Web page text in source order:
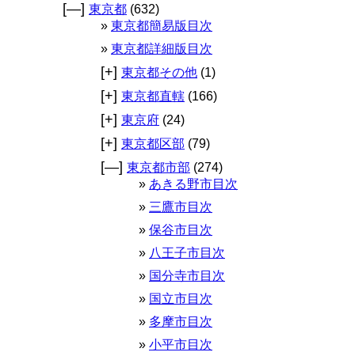
[—] 東京都 (632)
東京都簡易版目次
東京都詳細版目次
[+] 東京都その他 (1)
[+] 東京都直轄 (166)
[+] 東京府 (24)
[+] 東京都区部 (79)
[—] 東京都市部 (274)
あきる野市目次
三鷹市目次
保谷市目次
八王子市目次
国分寺市目次
国立市目次
多摩市目次
小平市目次